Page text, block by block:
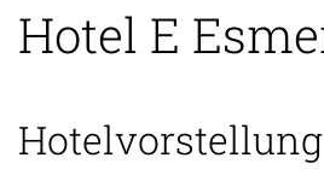
Hotel E
Hotelvorstellung